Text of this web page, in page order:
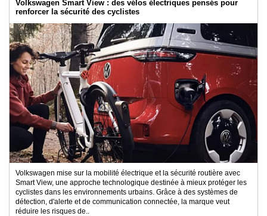
Volkswagen Smart View : des vélos électriques pensés pour
renforcer la sécurité des cyclistes
Volkswagen mise sur la mobilité électrique et la sécurité routière avec
Smart View, une approche technologique destinée à mieux protéger les
cyclistes dans les environnements urbains. Grâce à des systèmes de
détection, d'alerte et de communication connectée, la marque veut
réduire les risques de..